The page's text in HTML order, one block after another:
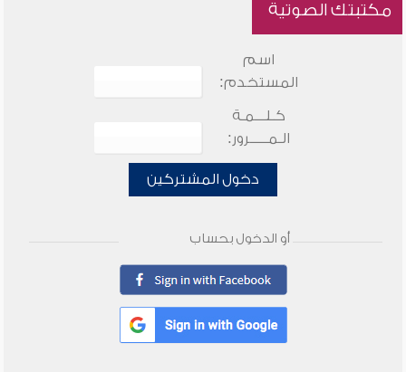
مكتبتك الصوتية
اسم
المستخدم:
كـلـــمـة
الـمـــــرور:
دخول المشتركين
أو الدخول بحساب